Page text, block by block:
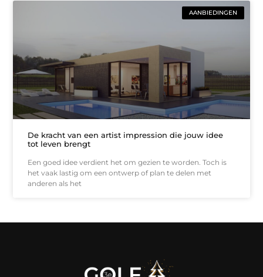
AANBIEDINGEN
De kracht van een artist impression die jouw idee
tot leven brengt
Een goed idee verdient het om gezien te worden. Toch is
het vaak lastig om een ontwerp of plan te delen met
anderen als het